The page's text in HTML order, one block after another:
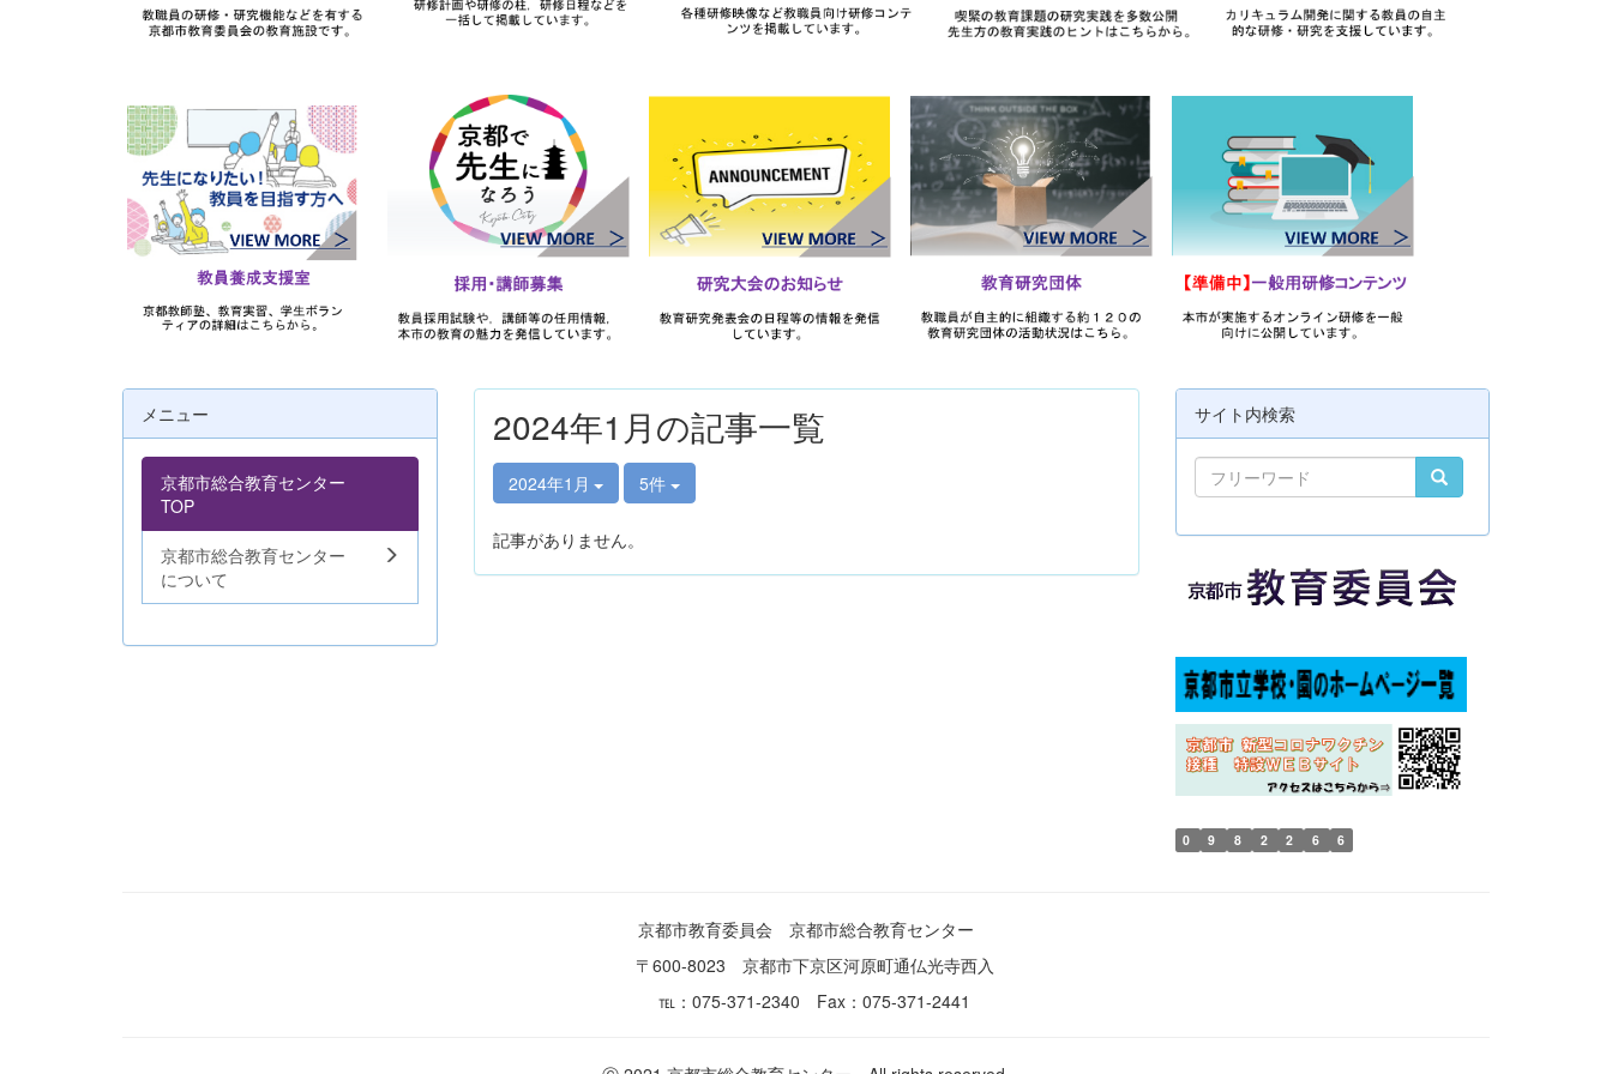
2024年1月の記事一覧
2024年1月 5件
記事がありません。
メニュー
京都市総合教育センター
TOP
京都市総合教育センター
について
サイト内検索
0 9 8 2 2 6 6
京都市教育委員会 京都市総合教育センター
〒600-8023 京都市下京区河原町通仏光寺西入
℡：075-371-2340 Fax：075-371-2441